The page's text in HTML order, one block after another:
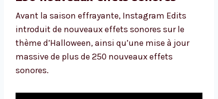
Avant la saison effrayante, Instagram Edits
introduit de nouveaux effets sonores sur le
thème d’Halloween, ainsi qu’une mise à jour
massive de plus de 250 nouveaux effets
sonores.